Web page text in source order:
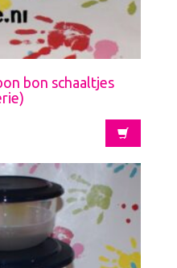
bon schaaltjes